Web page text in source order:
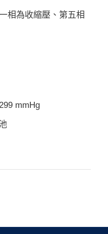
相為收縮壓、第五相
mmHg